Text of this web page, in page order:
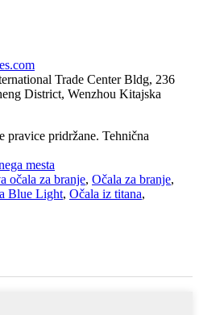
Trade Center Bldg, 236
District, Wenzhou Kitajska
pridržane. Tehnična
mesta
očala za branje, Očala za branje,
Blue Light, Očala iz titana,